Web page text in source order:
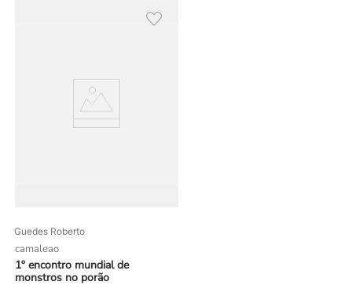
Guedes Roberto
camaleao
1º encontro mundial de
monstros no porão